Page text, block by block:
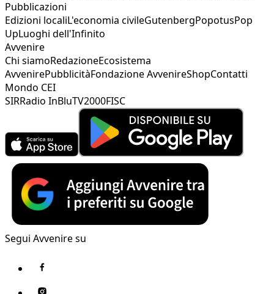
Pubblicazioni
Edizioni localiL'economia civileGutenbergPopotusPop
UpLuoghi dell'Infinito
Avvenire
Chi siamoRedazioneEcosistema
AvvenirePubblicitàFondazione AvvenireShopContatti
Mondo CEI
SIRRadio InBluTV2000FISC
Segui Avvenire su